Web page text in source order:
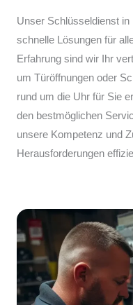
Unser Schlüsseldienst
schnelle Lösungen für
Erfahrung sind wir Ihr
um Türöffnungen oder
rund um die Uhr für Sie
den bestmöglichen
unsere Kompetenz und
Herausforderungen